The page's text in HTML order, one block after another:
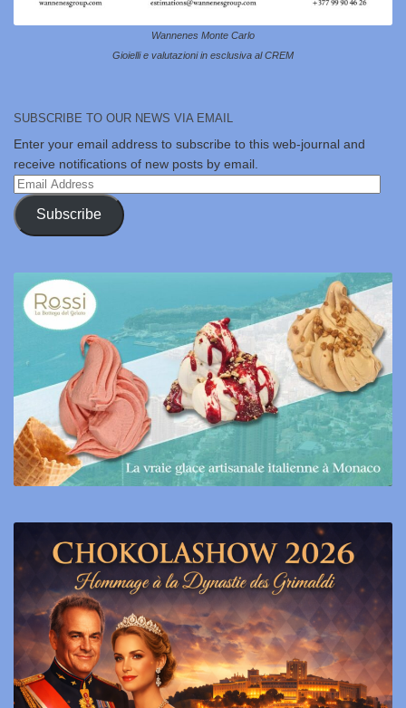
Wannenes Monte Carlo
Gioielli e valutazioni in esclusiva al CREM
SUBSCRIBE TO OUR NEWS VIA EMAIL
Enter your email address to subscribe to this web-journal and
receive notifications of new posts by email.
Email
Address
Subscribe